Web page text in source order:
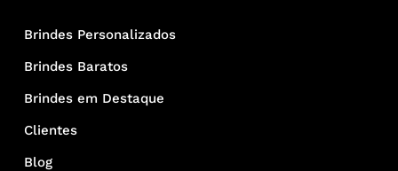
Brindes Personalizados
Brindes Baratos
Brindes em Destaque
Clientes
Blog